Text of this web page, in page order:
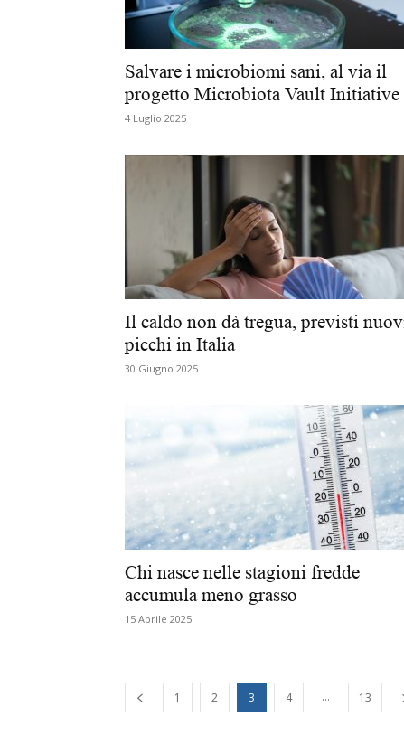
Salvare i microbiomi sani, al via il
progetto Microbiota Vault Initiative
4 Luglio 2025
Il caldo non dà tregua, previsti
picchi in Italia
30 Giugno 2025
Chi nasce nelle stagioni fredde
accumula meno grasso
15 Aprile 2025
1 2 3 4 ... 13